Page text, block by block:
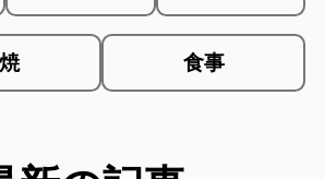
食事